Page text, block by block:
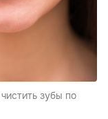
зубы по